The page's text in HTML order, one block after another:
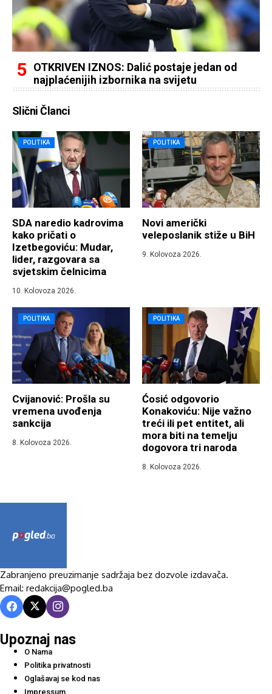
OTKRIVEN IZNOS: Dalić postaje jedan od
najplaćenijih izbornika na svijetu
Slični Članci
POLITIKA
SDA naredio kadrovima
kako pričati o
Izetbegoviću: Mudar,
lider, razgovara sa
svjetskim čelnicima
10. Kolovoza 2026.
POLITIKA
Novi američki
veleposlanik stiže u BiH
9. Kolovoza 2026.
POLITIKA
Cvijanović: Prošla su
vremena uvođenja
sankcija
8. Kolovoza 2026.
POLITIKA
Ćosić odgovorio
Konakoviću: Nije važno
treći ili pet entitet, ali
mora biti na temelju
dogovora tri naroda
8. Kolovoza 2026.
Zabranjeno preuzimanje sadržaja bez dozvole izdavača.
Email: redakcija@pogled.ba
Upoznaj nas
O Nama
Politika privatnosti
Oglašavaj se kod nas
Impressum